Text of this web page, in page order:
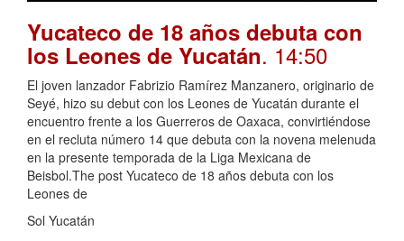
Yucateco de 18 años debuta con
los Leones de Yucatán. 14:50
El joven lanzador Fabrizio Ramírez Manzanero, originario de
Seyé, hizo su debut con los Leones de Yucatán durante el
encuentro frente a los Guerreros de Oaxaca, convirtiéndose
en el recluta número 14 que debuta con la novena melenuda
en la presente temporada de la Liga Mexicana de
Beisbol.The post Yucateco de 18 años debuta con los
Leones de
Sol Yucatán